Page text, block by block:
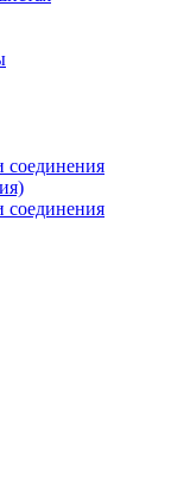
соединения
соединения